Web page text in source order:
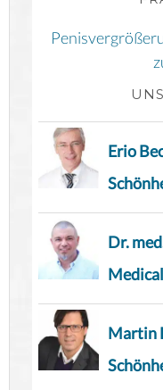
Erio
Dr.
Martin